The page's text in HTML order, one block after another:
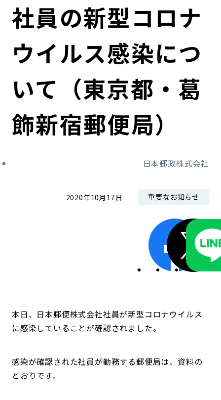
ガバナンス
コンダクト向上の取組み
ローカル共創イニシアティブ
株式情報
財務情報・IR資料
IRニュース
IRカレンダー
サステナビリティマネジメント
持続可能な金融のフレームワーク
環境
社員の新型コロナ
ウイルス感染につ
いて（東京都・葛
飾新宿郵便局）
日本郵政株式会社
2020年10月17日 重要なお知らせ
本日、日本郵便株式会社社員が新型コロナウイルス
に感染していることが確認されました。
感染が確認された社員が勤務する郵便局は、資料の
とおりです。